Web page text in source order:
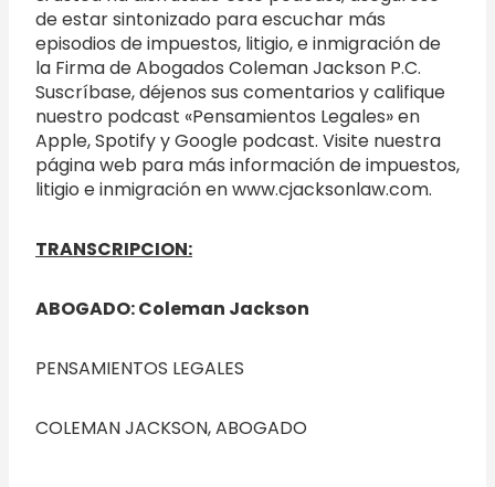
de estar sintonizado para escuchar más
episodios de impuestos, litigio, e inmigración de
la Firma de Abogados Coleman Jackson P.C.
Suscríbase, déjenos sus comentarios y califique
nuestro podcast «Pensamientos Legales» en
Apple, Spotify y Google podcast. Visite nuestra
página web para más información de impuestos,
litigio e inmigración en www.cjacksonlaw.com.
TRANSCRIPCION:
ABOGADO: Coleman Jackson
PENSAMIENTOS LEGALES
COLEMAN JACKSON, ABOGADO